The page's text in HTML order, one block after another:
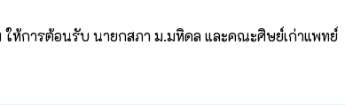
ห้การต้อนรับ นายกสภา ม.มหิดล และคณะศิษย์เก่าแพทย์